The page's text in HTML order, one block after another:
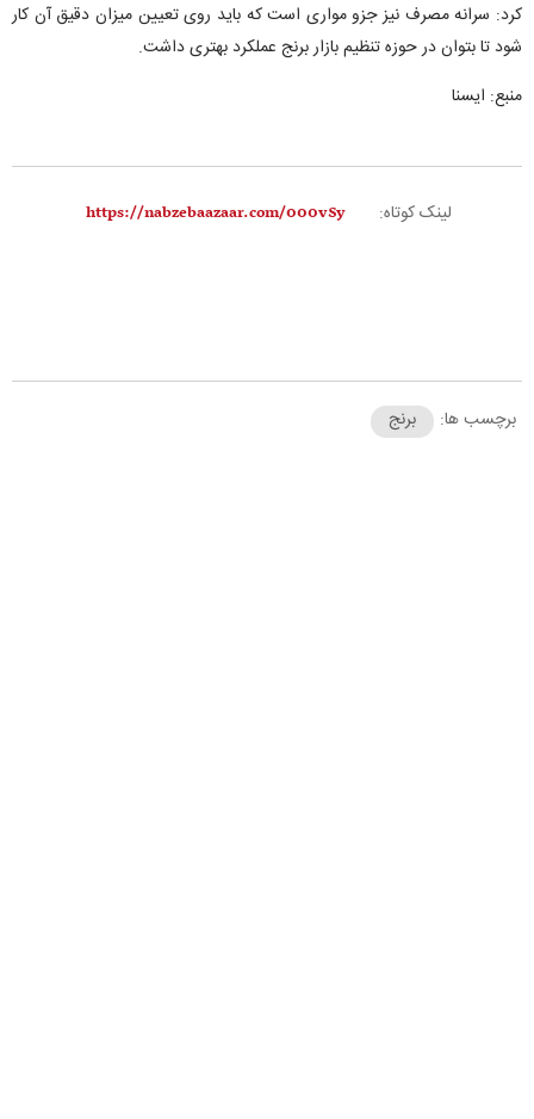
کرد: سرانه مصرف نیز جزو مواری است که باید روی تعیین میزان دقیق آن کار
شود تا بتوان در حوزه تنظیم بازار برنج عملکرد بهتری داشت.
منبع: ایسنا
لینک کوتاه:
برچسب ها: برنج